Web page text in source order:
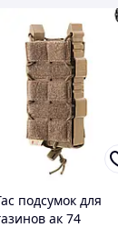
подсумок для
ак 74